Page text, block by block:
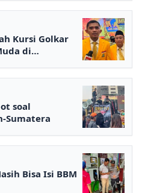
Kursi Golkar
di
soal
Sumatera
Bisa Isi BBM